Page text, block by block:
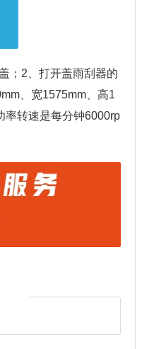
；2、打开盖雨刮器的
、宽1575mm、高1
率转速是每分钟6000rp